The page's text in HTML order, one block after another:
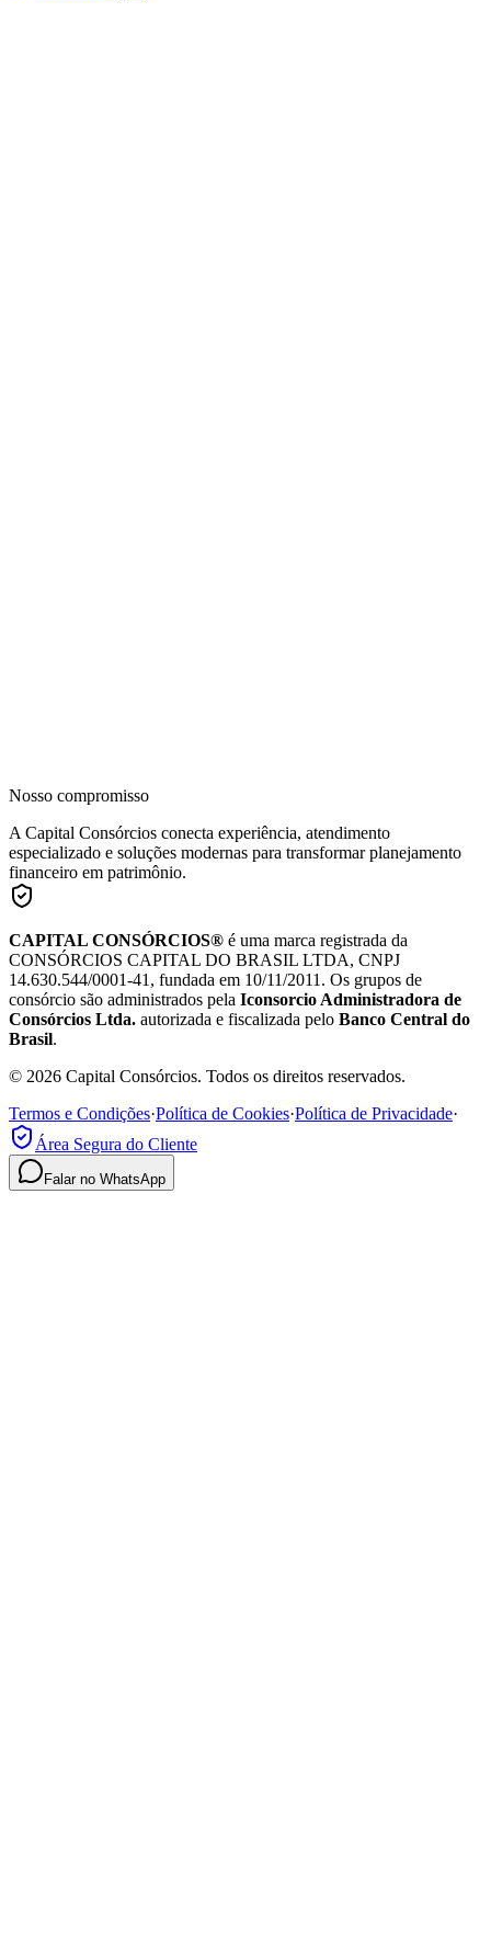
Nosso compromisso
A Capital Consórcios conecta experiência, atendimento
especializado e soluções modernas para transformar planejamento
financeiro em patrimônio.
CAPITAL CONSÓRCIOS® é uma marca registrada da
CONSÓRCIOS CAPITAL DO BRASIL LTDA, CNPJ
14.630.544/0001-41, fundada em 10/11/2011. Os grupos de
consórcio são administrados pela Iconsorcio Administradora de
Consórcios Ltda. autorizada e fiscalizada pelo Banco Central do
Brasil.
© 2026 Capital Consórcios. Todos os direitos reservados.
Termos e Condições·Política de Cookies·Política de Privacidade·
Área Segura do Cliente
Falar no WhatsApp